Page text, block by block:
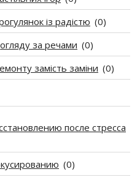
із радістю (0)
за речами (0)
замість заміни (0)
после стресса
(0)